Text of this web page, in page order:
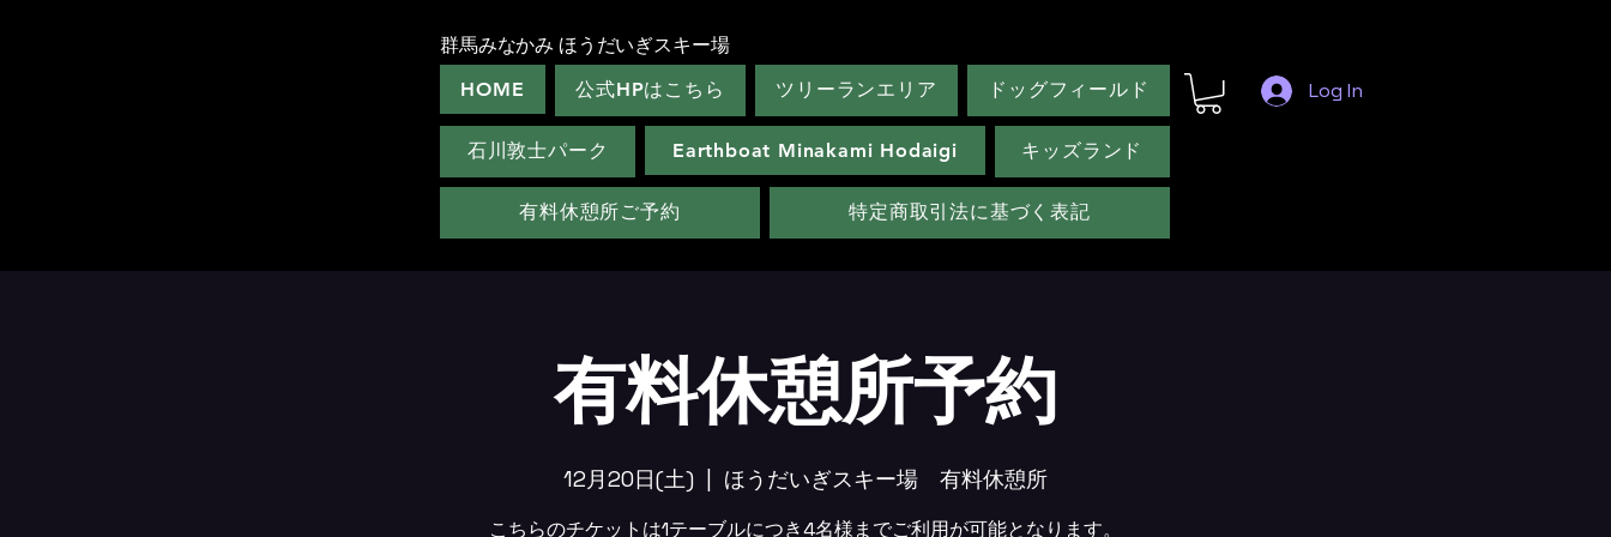
群馬みなかみ ほうだいぎスキー場
HOME 公式HPはこちら ツリーランエリア ドッグフィールド
石川敦士パーク Earthboat Minakami Hodaigi キッズランド
有料休憩所ご予約 特定商取引法に基づく表記
Log In
有料休憩所予約
12月20日(土) ほうだいぎスキー場 有料休憩所
こちらのチケットは1テーブルにつき4名様までご利用が可能となります。